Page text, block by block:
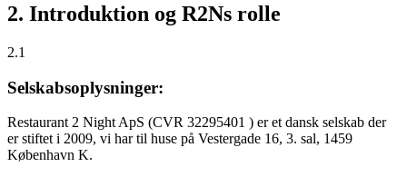
2. Introduktion og R2Ns rolle
2.1
Selskabsoplysninger:
Restaurant 2 Night ApS (CVR 32295401 ) er et dansk selskab der
er stiftet i 2009, vi har til huse på Vestergade 16, 3. sal, 1459
København K.